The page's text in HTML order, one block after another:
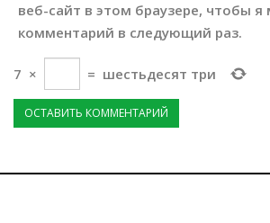
веб-сайт в этом браузере, чтобы я
комментарий в следующий раз.
7 × = шестьдесят три